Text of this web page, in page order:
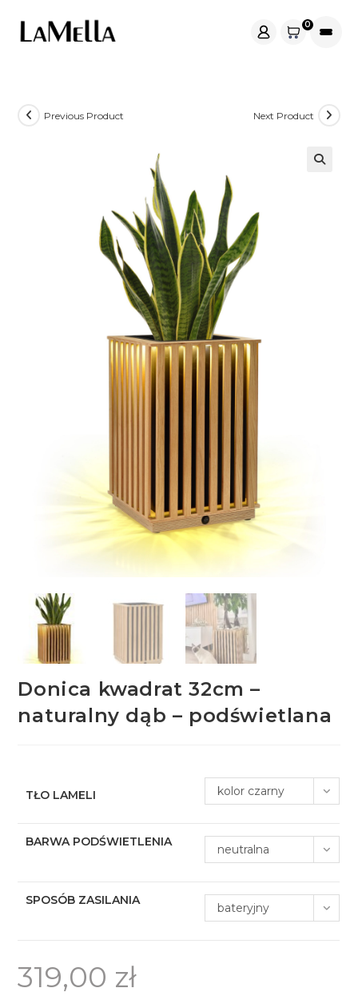
Skip
0
Previous Product Next Product
Donica kwadrat 32cm –
naturalny dąb – podświetlana
TŁO LAMELI kolor czarny
BARWA PODŚWIETLENIA
neutralna
SPOSÓB ZASILANIA
bateryjny
319,00 zł